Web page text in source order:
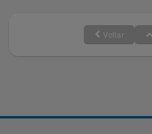
Pet
Saúde E Bem-Estar
Voltar